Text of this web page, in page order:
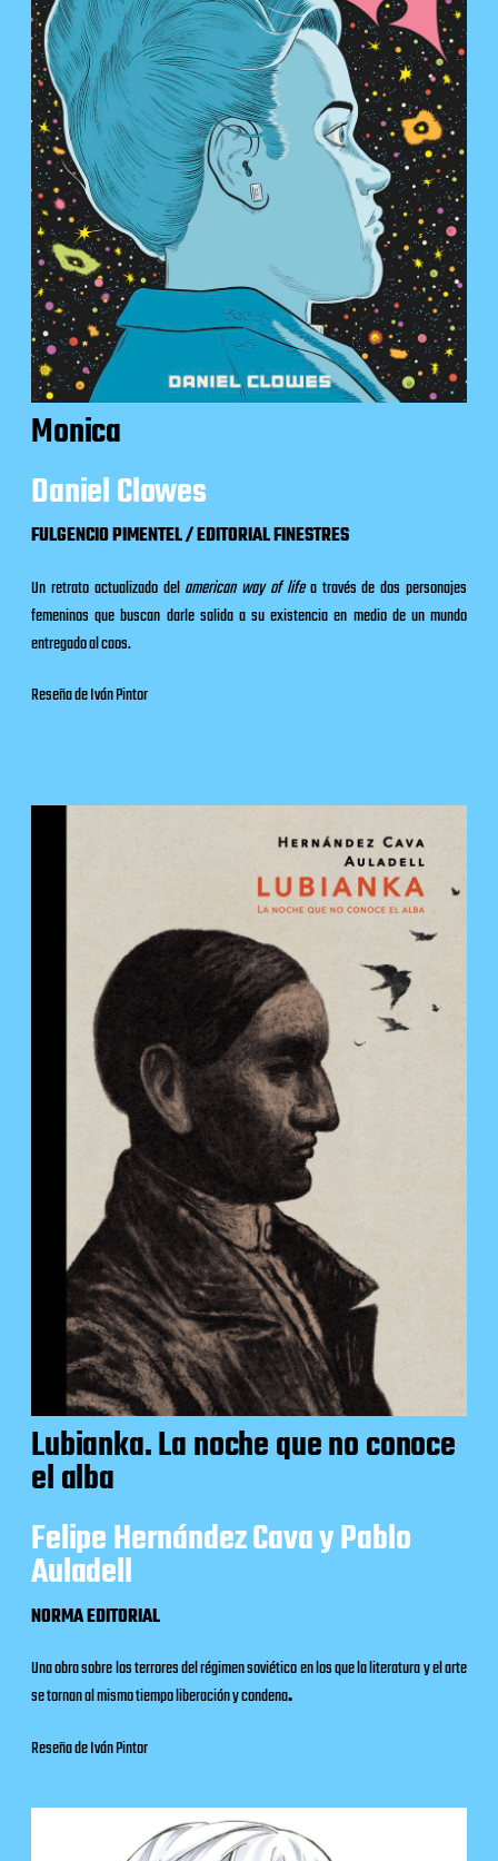
Monica
Daniel Clowes
FULGENCIO PIMENTEL / EDITORIAL FINESTRES
Un retrato actualizado del american way of lifea través de dos personajes
femeninos que buscan darle salida a su existencia en medio de un mundo
entregado al caos.
Reseña de Iván Pintor
Lubianka. La noche que no conoce
el alba
Felipe Hernández Cava y Pablo
Auladell
NORMA EDITORIAL
Una obra sobre los terrores del régimen soviético en los que la literatura y el arte
se tornan al mismo tiempo liberación y condena.
Reseña de Iván Pintor